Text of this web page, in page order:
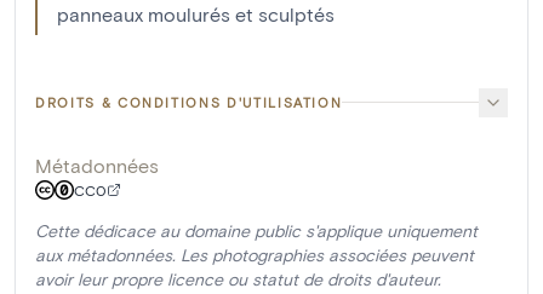
panneaux moulurés et sculptés
DROITS & CONDITIONS D'UTILISATION
Métadonnées
CC0
Cette dédicace au domaine public s'applique uniquement
aux métadonnées. Les photographies associées peuvent
avoir leur propre licence ou statut de droits d'auteur.